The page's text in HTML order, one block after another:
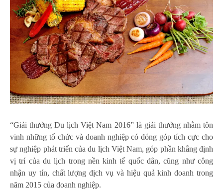
“Giải thưởng Du lịch Việt Nam 2016” là giải thưởng nhằm tôn
vinh những tổ chức và doanh nghiệp có đóng góp tích cực cho
sự nghiệp phát triển của du lịch Việt Nam, góp phần khẳng định
vị trí của du lịch trong nền kinh tế quốc dân, cũng như công
nhận uy tín, chất lượng dịch vụ và hiệu quả kinh doanh trong
năm 2015 của doanh nghiệp.